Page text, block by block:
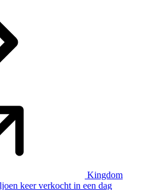
Kingdom
keer verkocht in een dag